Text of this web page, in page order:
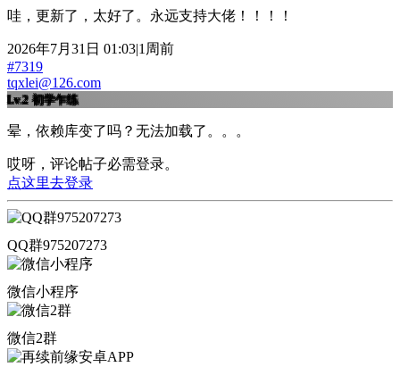
哇，更新了，太好了。永远支持大佬！！！！
2026年7月31日 01:03|1周前
#7319
tqxlei@126.com
Lv.2 初学乍练
晕，依赖库变了吗？无法加载了。。。
哎呀，评论帖子必需登录。
点这里去登录
QQ群975207273
微信小程序
微信2群